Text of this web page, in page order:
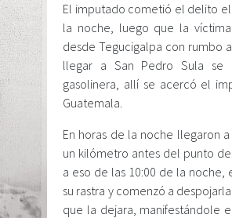
El imputado cometió el delito
la noche, luego que la
desde Tegucigalpa con rumbo
llegar a San Pedro Sula se
gasolinera, allí se acercó el
Guatemala.
En horas de la noche llegaron
un kilómetro antes del punto
a eso de las 10:00 de la noche,
su rastra y comenzó a
que la dejara, manifestándole